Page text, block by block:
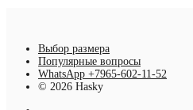
Выбор размера
Популярные вопросы
WhatsApp +7965-602-11-52
© 2026 Hasky